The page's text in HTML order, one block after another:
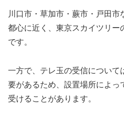
川口市・草加市・蕨市・戸田
都心に近く、東京スカイツリー
です。
一方で、テレ玉の受信について
要があるため、設置場所によっ
受けることがあります。